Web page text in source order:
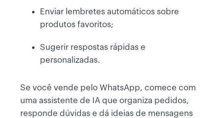
Enviar lembretes automáticos sobre
produtos favoritos;
Sugerir respostas rápidas e
personalizadas.
Se você vende pelo WhatsApp, comece com
uma assistente de IA que organiza pedidos,
responde dúvidas e dá ideias de mensagens